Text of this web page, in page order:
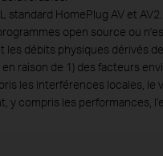
standard HomePlug AV et
open source ou
les débits physiques dérivés
raison de 1) des facteurs
les interférences locales,
y compris les performances,